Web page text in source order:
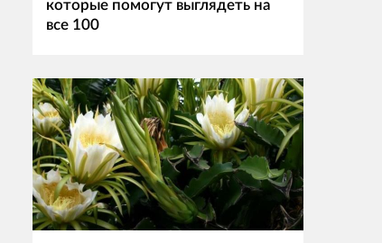
которые помогут выглядеть на
все 100